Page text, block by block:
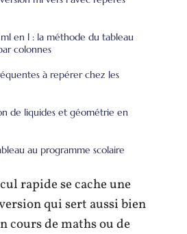
en l : la méthode du tableau
colonnes
à repérer chez les
de liquides et géométrie en
au programme scolaire
rapide se cache une
qui sert aussi bien
cours de maths ou de